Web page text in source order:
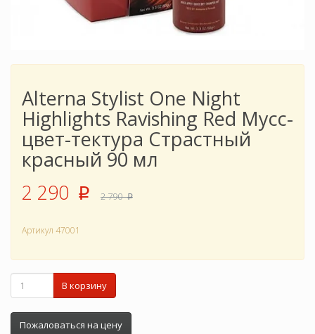
Alterna Stylist One Night
Highlights Ravishing Red Мусс-
цвет-тектура Страстный
красный 90 мл
2 290 p 2 790 p
Артикул 47001
В корзину
Пожаловаться на цену